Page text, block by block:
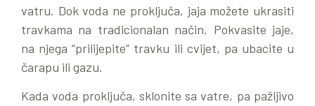
vatru. Dok voda ne proključa, jaja možete ukrasiti
travkama na tradicionalan način. Pokvasite jaje,
na njega “prilijepite” travku ili cvijet, pa ubacite u
čarapu ili gazu.
Kada voda proključa, sklonite sa vatre, pa pažljivo